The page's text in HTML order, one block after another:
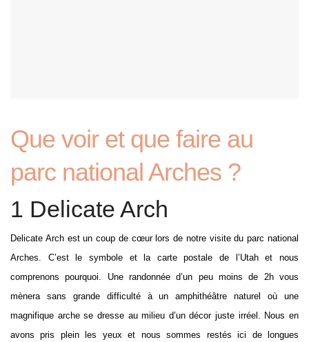
Que voir et que faire au
parc national Arches ?
1 Delicate Arch
Delicate Arch est un coup de cœur lors de notre visite du parc national
Arches. C’est le symbole et la carte postale de l’Utah et nous
comprenons pourquoi. Une randonnée d’un peu moins de 2h vous
mènera sans grande difficulté à un amphithéâtre naturel où une
magnifique arche se dresse au milieu d’un décor juste irréel. Nous en
avons pris plein les yeux et nous sommes restés ici de longues